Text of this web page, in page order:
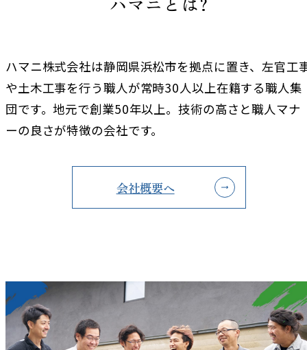
ハマニ株式会社は静岡県浜松市を拠点に置き、左官工
や土木工事を行う職人が常時30人以上在籍する職人集
団です。地元で創業50年以上。技術の高さと職人マナ
ーの良さが特徴の会社です。
会社概要へ